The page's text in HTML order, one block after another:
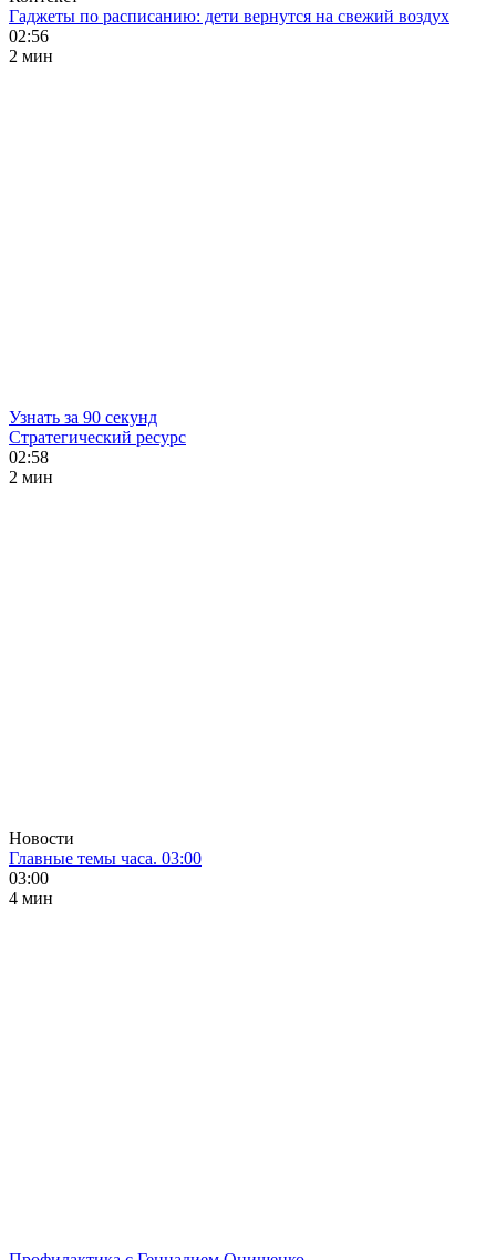
Гаджеты по расписанию: дети вернутся на свежий воздух
02:56
2 мин
Узнать за 90 секунд
Стратегический ресурс
02:58
2 мин
Новости
Главные темы часа. 03:00
03:00
4 мин